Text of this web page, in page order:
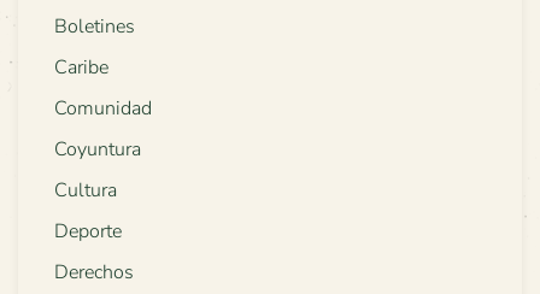
Boletines
Caribe
Comunidad
Coyuntura
Cultura
Deporte
Derechos